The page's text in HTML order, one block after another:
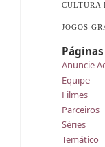
CULTURA
JOGOS
Páginas
Anuncie
Equipe
Filmes
Parceiros
Séries
Temático